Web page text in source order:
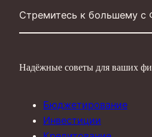
Стремитесь к большему с
Надёжные советы для ваших
Бюджетирование
Инвестиции